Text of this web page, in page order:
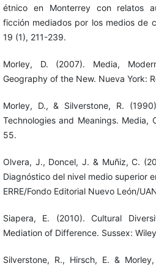
étnico en Monterrey con relatos
ficción mediados por los medios de
19 (1), 211-239.
Morley, D. (2007). Media,
Geography of the New. Nueva York:
Morley, D., & Silverstone, R.
Technologies and Meanings. Media,
55.
Olvera, J., Doncel, J. & Muñiz, C.
Diagnóstico del nivel medio superior
ERRE/Fondo Editorial Nuevo León/
Siapera, E. (2010). Cultural
Mediation of Difference. Sussex:
Silverstone, R., Hirsch, E. &